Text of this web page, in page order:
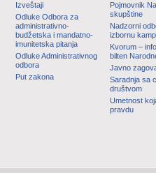
Izveštaji
Odluke Odbora za
administrativno-
budžetska i mandatno-
imunitetska pitanja
Odluke Administrativnog
odbora
Put zakona
Pojmovnik
skupštine
Nadzorni
izbornu
Kvorum –
bilten
Javno
Saradnja sa
društvom
Umetnost
pravdu